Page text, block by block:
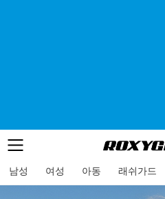
메뉴
로고
남성 여성 아동 래쉬가드